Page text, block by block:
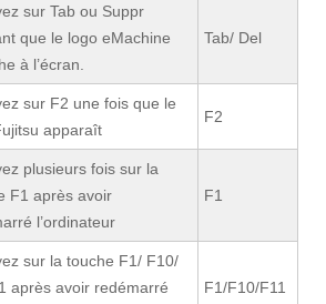
sur Tab ou Suppr
que le logo eMachine
à l’écran.
Tab/ Del
sur F2 une fois que le
apparaît
F2
plusieurs fois sur la
F1 après avoir
l’ordinateur
F1
sur la touche F1/ F10/
après avoir redémarré
F1/F10/F11